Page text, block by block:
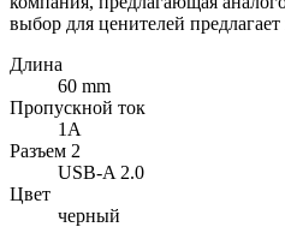
выбор для ценителей
Длина
60 mm
Пропускной ток
1A
Разъем 2
USB-A 2.0
Цвет
черный